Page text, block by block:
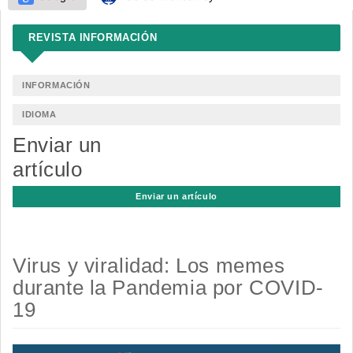
REVISTA INFORMACIÓN
INFORMACIÓN
IDIOMA
Enviar un
artículo
Enviar un artículo
Virus y viralidad: Los memes
durante la Pandemia por COVID-
19